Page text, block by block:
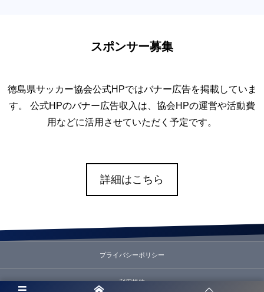
スポンサー募集
徳島県サッカー協会公式HPではバナー広告を掲載していま
す。 公式HPのバナー広告収入は、協会HPの運営や活動費
用などに活用させていただく予定です。
詳細はこちら
プライバシーポリシー
利用規約